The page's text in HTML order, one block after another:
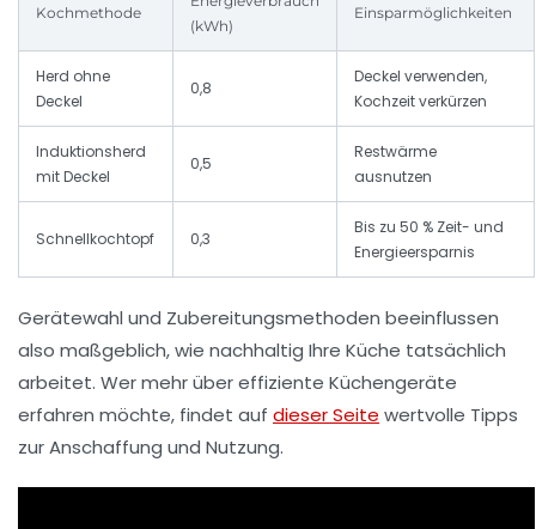
Kochmethode
(kWh)
Einsparmöglichkeiten
Herd ohne
Deckel
0,8
Deckel verwenden,
Kochzeit verkürzen
Induktionsherd
mit Deckel
0,5
Restwärme
ausnutzen
Schnellkochtopf 0,3
Bis zu 50 % Zeit- und
Energieersparnis
Gerätewahl und Zubereitungsmethoden beeinflussen
also maßgeblich, wie nachhaltig Ihre Küche tatsächlich
arbeitet. Wer mehr über effiziente Küchengeräte
erfahren möchte, findet auf dieser Seite wertvolle Tipps
zur Anschaffung und Nutzung.